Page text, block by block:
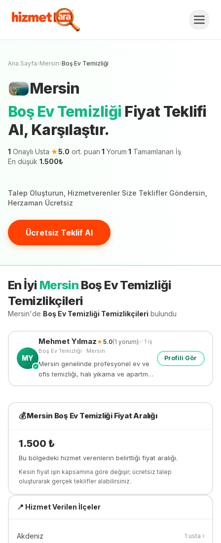
Boş Ev Temizliği
Karşılaştır.
Ücretsiz Teklif Al
Ana Sayfa›Mersin›Boş Ev Temizliği
Mersin
Boş Ev Temizliği Fiyat Teklifi
Al, Karşılaştır.
1 Onaylı Usta·★5.0 ort. puan·1 Yorum·1 Tamamlanan İş·
En düşük 1.500₺
Talep Oluşturun, Hizmetverenler Size Teklifler Göndersin,
Herzaman Ücretsiz
Ücretsiz Teklif Al
En İyi Mersin Boş Ev Temizliği
Temizlikçileri
Mersin'de Boş Ev Temizliği Temizlikçileri bulundu
MY
✓
Mehmet Yılmaz★5.0(1 yorum)✅ 1 iş
Boş Ev Temizliği · Mersin
Mersin genelinde profesyonel ev ve
ofis temizliği, halı yıkama ve apartman
temizliği yapıyorum. 8 yıllık deneyim.
Profili Gör
💰Mersin Boş Ev TemizliğiFiyat Aralığı
1.500 ₺
Bu bölgedeki hizmet verenlerin belirttiği fiyat aralığı.
Kesin fiyat işin kapsamına göre değişir; ücretsiz talep
oluşturarak gerçek teklifler alabilirsiniz.
📍 Hizmet Verilen İlçeler
Akdeniz 1 usta ›